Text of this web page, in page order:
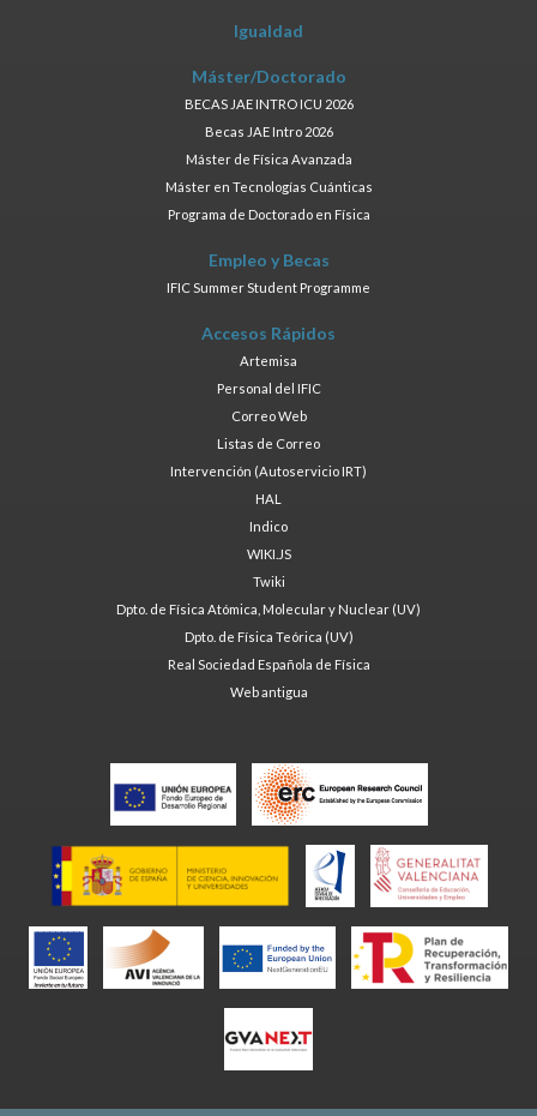
Igualdad
Máster/Doctorado
BECAS JAE INTRO ICU 2026
Becas JAE Intro 2026
Máster de Física Avanzada
Máster en Tecnologías Cuánticas
Programa de Doctorado en Física
Empleo y Becas
IFIC Summer Student Programme
Accesos Rápidos
Artemisa
Personal del IFIC
Correo Web
Listas de Correo
Intervención (Autoservicio IRT)
HAL
Indico
WIKI.JS
Twiki
Dpto. de Física Atómica, Molecular y Nuclear (UV)
Dpto. de Física Teórica (UV)
Real Sociedad Española de Física
Web antigua